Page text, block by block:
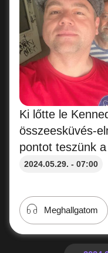
Ki lőtte le
összeesküvés-
pontot teszünk
2024.05.29. - 07:00
Meghallgatom